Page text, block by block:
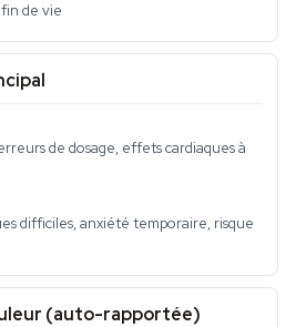
de vie
de dosage, effets cardiaques à
difficiles, anxiété temporaire, risque
(auto-rapportée)